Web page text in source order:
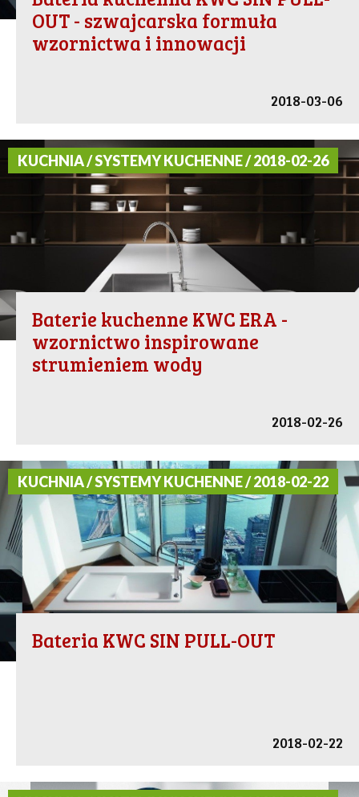
OUT - szwajcarska formuła
wzornictwa i innowacji
2018-03-06
KUCHNIA / SYSTEMY KUCHENNE / 2018-02-26
Baterie kuchenne KWC ERA -
wzornictwo inspirowane
strumieniem wody
2018-02-26
KUCHNIA / SYSTEMY KUCHENNE / 2018-02-22
Bateria KWC SIN PULL-OUT
2018-02-22